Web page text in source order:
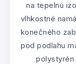
na tepelnú
vlhkostné
konečného
pod podlahu
polystyrén